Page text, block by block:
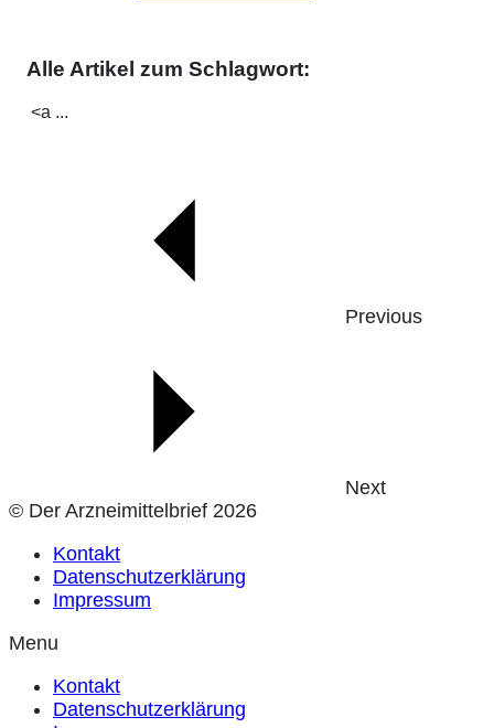
Alle Artikel zum Schlagwort:
<a ...
Previous
Next
© Der Arzneimittelbrief 2026
Kontakt
Datenschutzerklärung
Impressum
Menu
Kontakt
Datenschutzerklärung